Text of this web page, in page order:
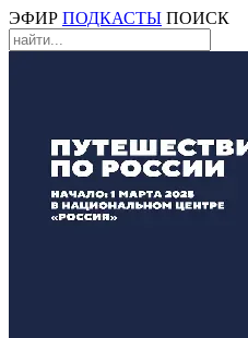
ЭФИР ПОДКАСТЫ ПОИСК